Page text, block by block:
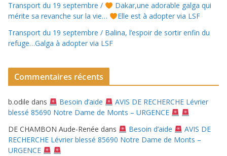
Transport du 19 septembre /
Dakar,une adorable galga qui
mérite sa revanche sur la vie…
Elle est à adopter via LSF
Transport du 19 septembre / Balina, l’espoir de sortir enfin du
refuge…Galga à adopter via LSF
Commentaires récents
b.odile dans Besoin d’aide
AVIS DE RECHERCHE Lévrier
blessé 85690 Notre Dame de Monts – URGENCE
DE CHAMBON Aude-Renée dans Besoin d’aide
AVIS DE
RECHERCHE Lévrier blessé 85690 Notre Dame de Monts –
URGENCE